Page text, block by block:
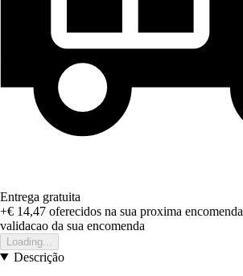
Entrega gratuita
+€ 14,47 oferecidos na sua proxima encomenda
validacao da sua encomenda
Loading...
Descrição